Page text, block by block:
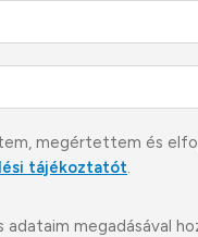
megértettem és
tájékoztatót.
adataim megadásával